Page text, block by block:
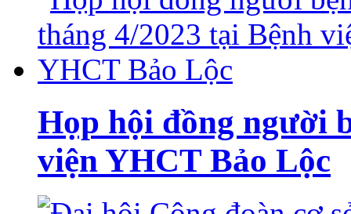
Họp hội đồng người
viện YHCT Bảo Lộc